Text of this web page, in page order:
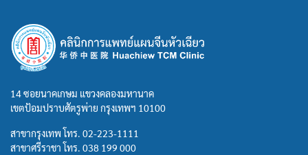
14 ซอยนาคเกษม แขวงคลองมหานาค
เขตป้อมปราบศัตรูพ่าย กรุงเทพฯ 10100
สาขากรุงเทพ โทร. 02-223-1111
สาขาศรีราชา โทร. 038 199 000